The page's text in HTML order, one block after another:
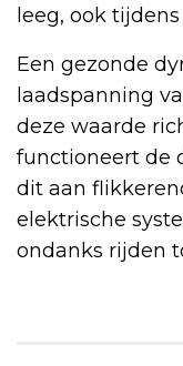
leeg, ook
Een gezonde
laadspanning
deze waarde
functioneert de
dit aan
elektrische
ondanks rijden